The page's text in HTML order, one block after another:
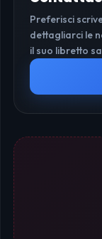
Preferisci
dettagliarci le
il suo libretto